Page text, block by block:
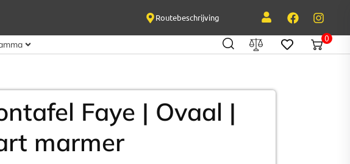
Routebeschrijving
0
Faye | Ovaal |
marmer